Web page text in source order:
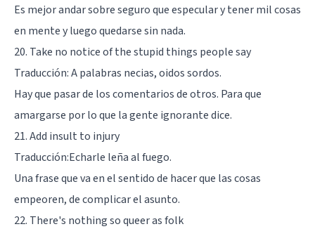
Es mejor andar sobre seguro que especular y tener mil cosas
en mente y luego quedarse sin nada.
20. Take no notice of the stupid things people say
Traducción: A palabras necias, oidos sordos.
Hay que pasar de los comentarios de otros. Para que
amargarse por lo que la gente ignorante dice.
21. Add insult to injury
Traducción:Echarle leña al fuego.
Una frase que va en el sentido de hacer que las cosas
empeoren, de complicar el asunto.
22. There's nothing so queer as folk